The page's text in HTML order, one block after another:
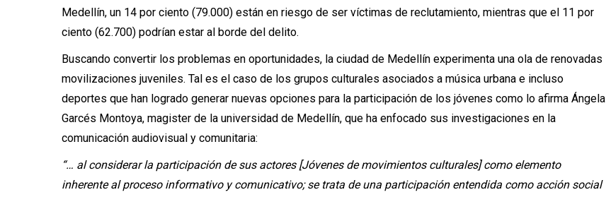
Medellín, un 14 por ciento (79.000) están en riesgo de ser víctimas de reclutamiento, mientras que el 11 por
ciento (62.700) podrían estar al borde del delito.
Buscando convertir los problemas en oportunidades, la ciudad de Medellín experimenta una ola de renovadas
movilizaciones juveniles. Tal es el caso de los grupos culturales asociados a música urbana e incluso
deportes que han logrado generar nuevas opciones para la participación de los jóvenes como lo afirma Ángela
Garcés Montoya, magister de la universidad de Medellín, que ha enfocado sus investigaciones en la
comunicación audiovisual y comunitaria:
“… al considerar la participación de sus actores [Jóvenes de movimientos culturales] como elemento
inherente al proceso informativo y comunicativo; se trata de una participación entendida como acción social